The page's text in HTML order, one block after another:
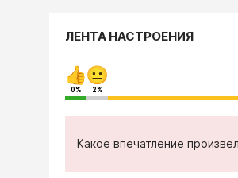
ЛЕНТА НАСТРОЕНИЯ
0% 2%
Какое впечатление